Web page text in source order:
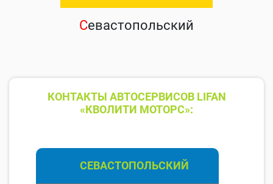
Севастопольский
КОНТАКТЫ АВТОСЕРВИСОВ LIFAN
«КВОЛИТИ МОТОРС»:
СЕВАСТОПОЛЬСКИЙ